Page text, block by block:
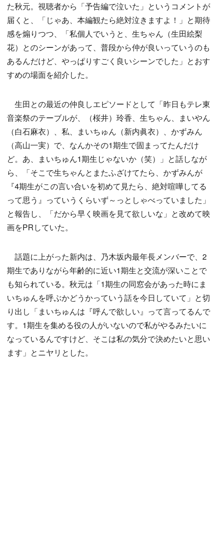
た秋元。視聴者から「予告編で泣いた」というコメントが
届くと、「じゃあ、本編観たら絶対泣きますよ！」と期待
感を煽りつつ、「私個人でいうと、生ちゃん（生田絵梨
花）とのシーンがあって、普段から仲が良いっていうのも
あるんだけど、やっぱりすごく良いシーンでした」とおす
すめの場面を紹介した。
生田との最近の仲良しエピソードとして「昨日もテレ東
音楽祭のテーブルが、（桜井）玲香、生ちゃん、まいやん
（白石麻衣）、私、まいちゅん（新内眞衣）、かずみん
（高山一実）で、なんかその1期生で固まってたんだけ
ど。あ、まいちゅん1期生じゃないか（笑）」と話しなが
ら、「そこで生ちゃんとまたふざけてたら、かずみんが
『4期生がこの言い合いを初めて見たら、絶対喧嘩してる
って思う』っていうくらいず～っとしゃべっていました」
と報告し、「だから早く映画を見て欲しいな」と改めて映
画をPRしていた。
話題に上がった新内は、乃木坂内最年長メンバーで、2
期生でありながら年齢的に近い1期生と交流が深いことで
も知られている。秋元は「1期生の同窓会があった時にま
いちゅんを呼ぶかどうかっていう話を今日していて」と切
り出し「まいちゅんは『呼んで欲しい』って言ってるんで
す。1期生を集める役の人がいないので私がやるみたいに
なっているんですけど、そこは私の気分で決めたいと思い
ます」とニヤリとした。